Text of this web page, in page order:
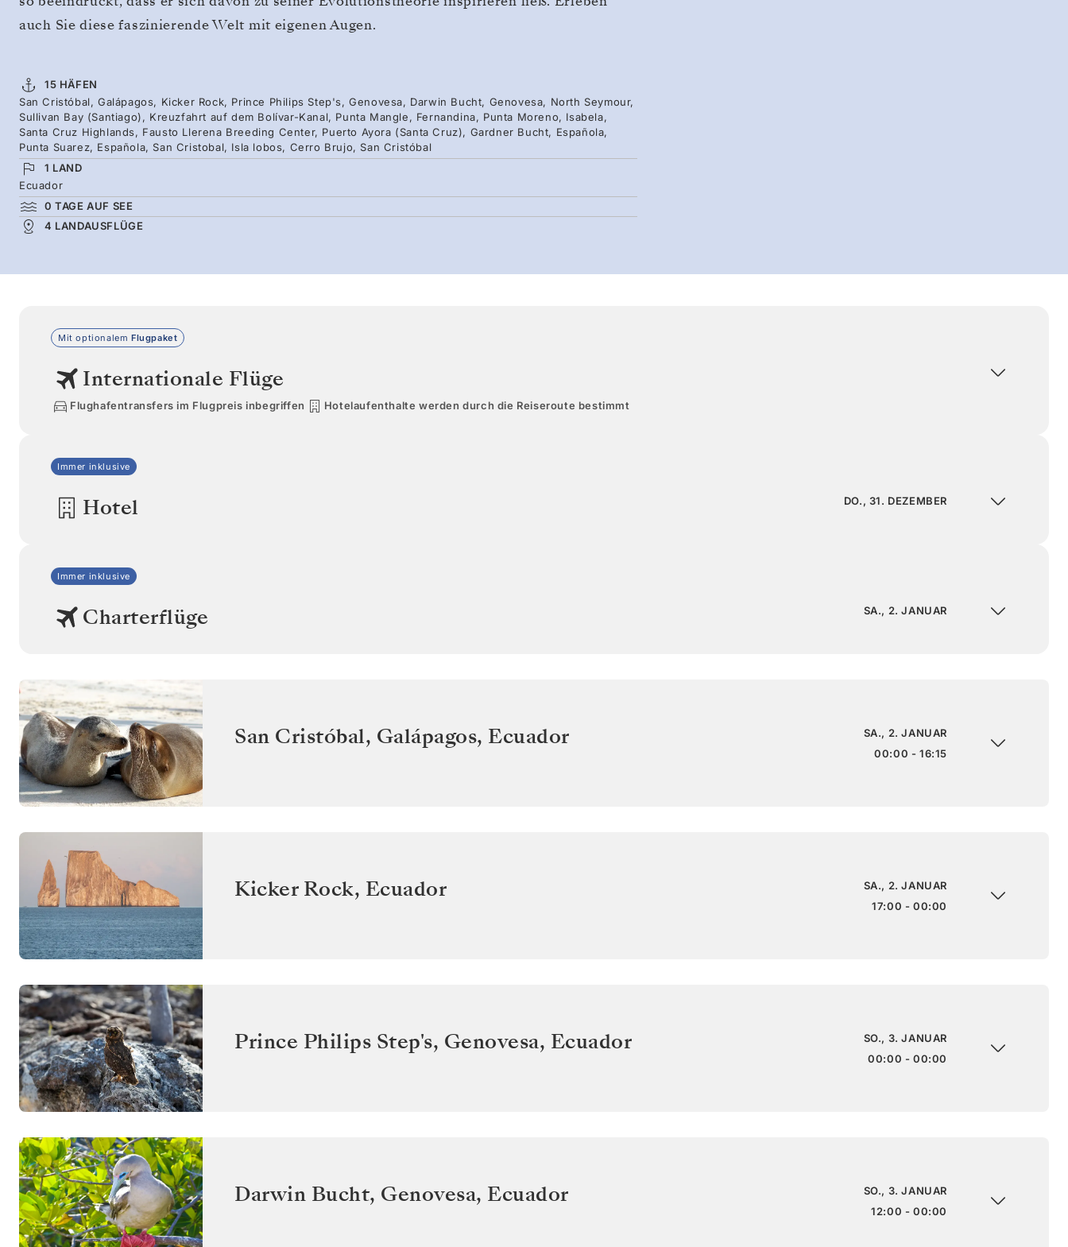
auch Sie diese faszinierende Welt mit eigenen Augen.
15 HÄFEN
San Cristóbal, Galápagos, Kicker Rock, Prince Philips Step's, Genovesa, Darwin Bucht, Genovesa, North Seymour,
Sullivan Bay (Santiago), Kreuzfahrt auf dem Bolívar-Kanal, Punta Mangle, Fernandina, Punta Moreno, Isabela,
Santa Cruz Highlands, Fausto Llerena Breeding Center, Puerto Ayora (Santa Cruz), Gardner Bucht, Española,
Punta Suarez, Española, San Cristobal, Isla lobos, Cerro Brujo, San Cristóbal
1 LAND
Ecuador
0 TAGE AUF SEE
4 LANDAUSFLÜGE
Mit optionalem Flugpaket
Internationale Flüge
Flughafentransfers im Flugpreis inbegriffen Hotelaufenthalte werden durch die Reiseroute bestimmt
Immer inklusive
Hotel DO., 31. DEZEMBER
Immer inklusive
Charterflüge SA., 2. JANUAR
San Cristóbal, Galápagos, Ecuador
SA., 2. JANUAR
00:00 - 16:15
Kicker Rock, Ecuador
SA., 2. JANUAR
17:00 - 00:00
Prince Philips Step's, Genovesa, Ecuador
SO., 3. JANUAR
00:00 - 00:00
Darwin Bucht, Genovesa, Ecuador
SO., 3. JANUAR
12:00 - 00:00